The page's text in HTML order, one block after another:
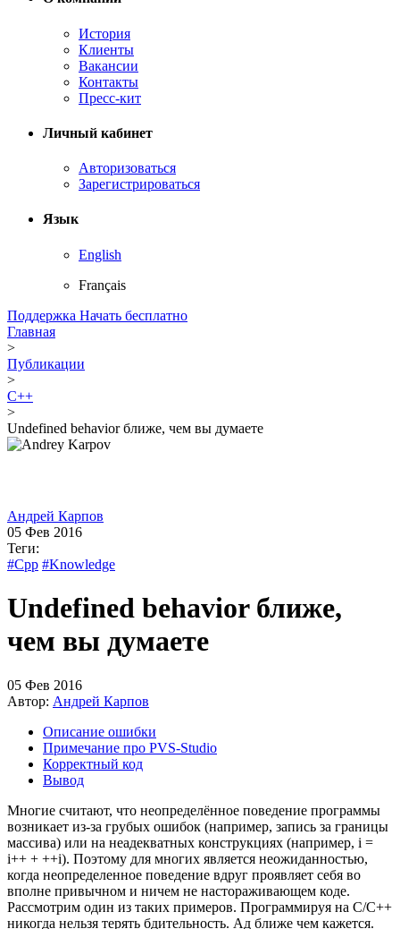
История
Клиенты
Вакансии
Контакты
Пресс-кит
Личный кабинет
Авторизоваться
Зарегистрироваться
Язык
English
Français
Поддержка Начать бесплатно
Главная
>
Публикации
>
C++
>
Undefined behavior ближе, чем вы думаете
Андрей Карпов
05 Фев 2016
Теги:
#Cpp #Knowledge
Undefined behavior ближе,
чем вы думаете
05 Фев 2016
Автор: Андрей Карпов
Описание ошибки
Примечание про PVS-Studio
Корректный код
Вывод
Многие считают, что неопределённое поведение программы
возникает из-за грубых ошибок (например, запись за границы
массива) или на неадекватных конструкциях (например, i =
i++ + ++i). Поэтому для многих является неожиданностью,
когда неопределенное поведение вдруг проявляет себя во
вполне привычном и ничем не настораживающем коде.
Рассмотрим один из таких примеров. Программируя на C/C++
никогда нельзя терять бдительность. Ад ближе чем кажется.